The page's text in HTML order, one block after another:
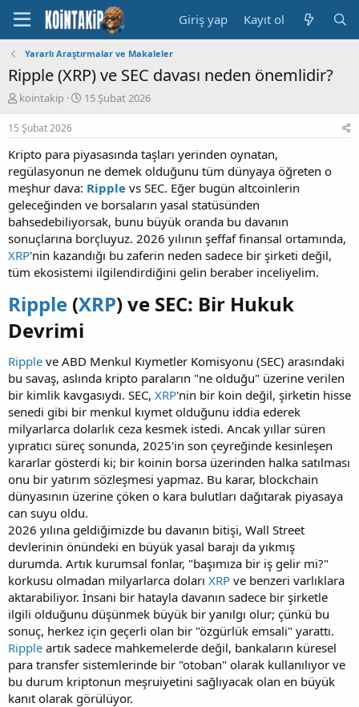
Giriş yap Kayıt ol
Yararlı Araştırmalar ve Makaleler
Ripple (XRP) ve SEC davası neden önemlidir?
K
o
n
y
u
B
a
ş
l
a
t
a
kointakip
B
a
a
n
g
ç
t
a
r
i
i
15 Şubat 2026
15 Şubat 2026
Kripto para piyasasında taşları yerinden oynatan,
regülasyonun ne demek olduğunu tüm dünyaya öğreten o
meşhur dava: Ripple vs SEC. Eğer bugün altcoinlerin
geleceğinden ve borsaların yasal statüsünden
bahsedebiliyorsak, bunu büyük oranda bu davanın
sonuçlarına borçluyuz. 2026 yılının şeffaf finansal ortamında,
XRP'nin kazandığı bu zaferin neden sadece bir şirketi değil,
tüm ekosistemi ilgilendirdiğini gelin beraber inceliyelim.
Ripple (XRP) ve SEC: Bir Hukuk
Devrimi​
Ripple ve ABD Menkul Kıymetler Komisyonu (SEC) arasındaki
bu savaş, aslında kripto paraların "ne olduğu" üzerine verilen
bir kimlik kavgasıydı. SEC, XRP'nin bir koin değil, şirketin hisse
senedi gibi bir menkul kıymet olduğunu iddia ederek
milyarlarca dolarlık ceza kesmek istedi. Ancak yıllar süren
yıpratıcı süreç sonunda, 2025'in son çeyreğinde kesinleşen
kararlar gösterdi ki; bir koinin borsa üzerinden halka satılması
onu bir yatırım sözleşmesi yapmaz. Bu karar, blockchain
dünyasının üzerine çöken o kara bulutları dağıtarak piyasaya
can suyu oldu.
2026 yılına geldiğimizde bu davanın bitişi, Wall Street
devlerinin önündeki en büyük yasal barajı da yıkmış
durumda. Artık kurumsal fonlar, "başımıza bir iş gelir mi?"
korkusu olmadan milyarlarca doları XRP ve benzeri varlıklara
aktarabiliyor. İnsani bir hatayla davanın sadece bir şirketle
ilgili olduğunu düşünmek büyük bir yanılgı olur; çünkü bu
sonuç, herkez için geçerli olan bir "özgürlük emsali" yarattı.
Ripple artık sadece mahkemelerde değil, bankaların küresel
para transfer sistemlerinde bir "otoban" olarak kullanılıyor ve
bu durum kriptonun meşruiyetini sağlıyacak olan en büyük
kanıt olarak görülüyor.